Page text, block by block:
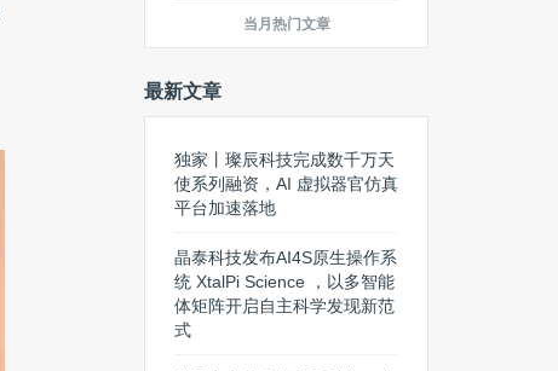
当月热门文章
最新文章
独家丨璨辰科技完成数千万天
使系列融资，AI 虚拟器官仿真
平台加速落地
晶泰科技发布AI4S原生操作系
统 XtalPi Science ，以多智能
体矩阵开启自主科学发现新范
式